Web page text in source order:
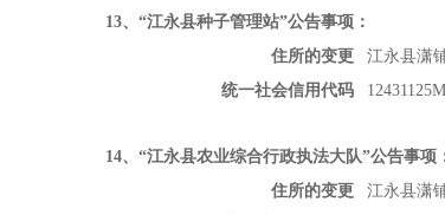
13、“江永县种子管理站”公告事项：
住所的变更
江永县潇
统一社会信用代码
14、“江永县农业综合行政执法大队”公告事项
住所的变更
江永县潇